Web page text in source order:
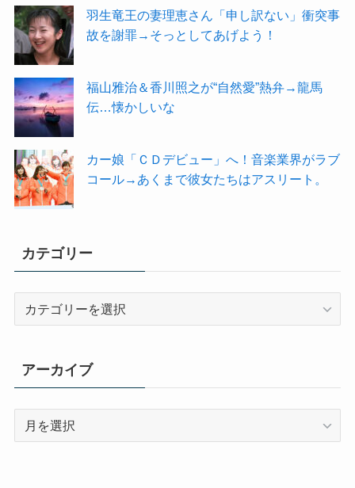
羽生竜王の妻理恵さん「申し訳ない」衝突事
故を謝罪→そっとしてあげよう！
福山雅治＆香川照之が“自然愛”熱弁→龍馬
伝…懐かしいな
カー娘「ＣＤデビュー」へ！音楽業界がラブ
コール→あくまで彼女たちはアスリート。
カテゴリー
ー
アーカイブ